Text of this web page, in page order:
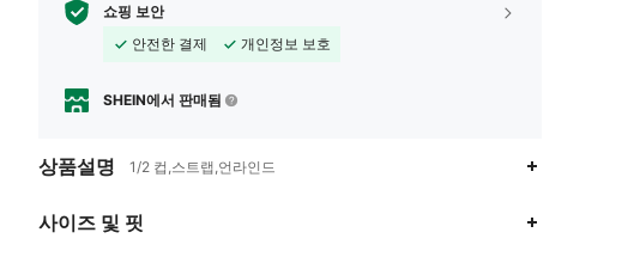
쇼핑 보안
안전한 결제
개인정보 보호
SHEIN에서 판매됨
상품설명 1/2 컵,스트랩,언라인드
사이즈 및 핏
4.92